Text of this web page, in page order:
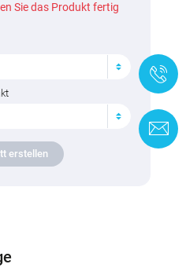
Sie das Produkt fertig
erstellen